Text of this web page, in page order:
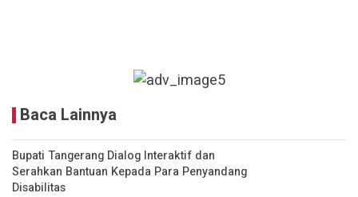
Baca Lainnya
Bupati Tangerang Dialog Interaktif dan
Serahkan Bantuan Kepada Para Penyandang
Disabilitas